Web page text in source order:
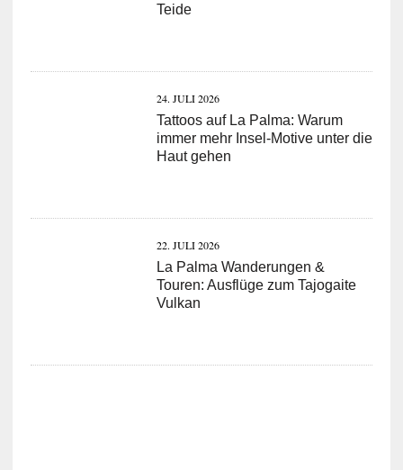
Teide
24. JULI 2026
Tattoos auf La Palma: Warum
immer mehr Insel-Motive unter die
Haut gehen
22. JULI 2026
La Palma Wanderungen &
Touren: Ausflüge zum Tajogaite
Vulkan